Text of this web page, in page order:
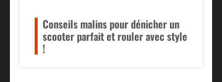
Conseils malins pour dénicher un
scooter parfait et rouler avec style
!